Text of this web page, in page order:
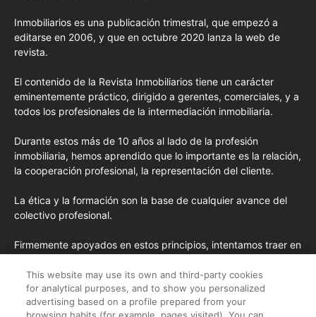
Inmobiliarios es una publicación trimestral, que empezó a
editarse en 2006, y que en octubre 2020 lanza la web de
revista.
El contenido de la Revista Inmobiliarios tiene un carácter
eminentemente práctico, dirigido a gerentes, comerciales, y a
todos los profesionales de la intermediación inmobiliaria.
Durante estos más de 10 años al lado de la profesión
inmobiliaria, hemos aprendido que lo importante es la relación,
la cooperación profesional, la representación del cliente.
La ética y la formación son la base de cualquier avance del
colectivo profesional.
Firmemente apoyados en estos principios, intentamos traer en
importados de EE.UU. y las opiniones y tendencias más
destacadas desde la pluma de nuestros colaboradores
habituales y nuestros colaboradores especiales.
This website may use its own and third-party cookies
for analytical purposes, and to show you personalized
advertising based on a profile prepared from your